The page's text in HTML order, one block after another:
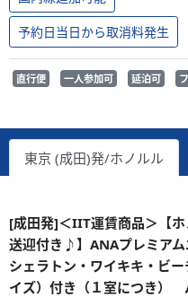
予約日当日から取消料発生
直行便 一人参加可 延泊可
東京 (成田)発/ホノルル
[成田発]＜IIT運賃商品＞【
送迎付き♪】ANAプレミア
シェラトン・ワイキキ・ビ
イズ）付き（１室につき）